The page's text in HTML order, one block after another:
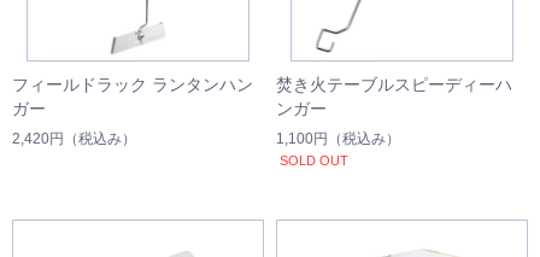
フィールドラック ランタンハン
ガー
2,420円 （税込み）
焚き火テーブルスピーディーハ
ンガー
1,100円 （税込み）
SOLD OUT